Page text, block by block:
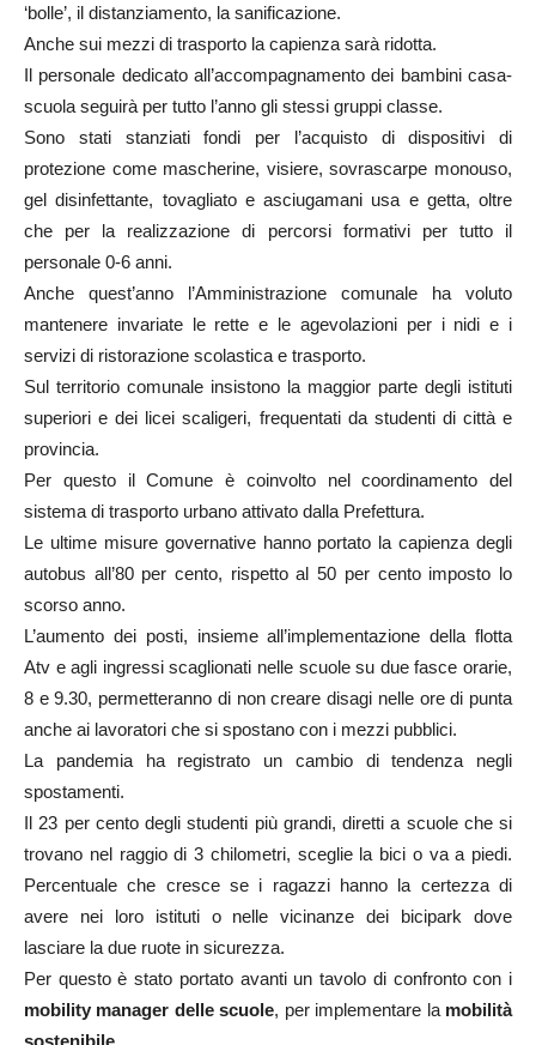
‘bolle’, il distanziamento, la sanificazione.
Anche sui mezzi di trasporto la capienza sarà ridotta.
Il personale dedicato all’accompagnamento dei bambini casa-
scuola seguirà per tutto l’anno gli stessi gruppi classe.
Sono stati stanziati fondi per l’acquisto di dispositivi di
protezione come mascherine, visiere, sovrascarpe monouso,
gel disinfettante, tovagliato e asciugamani usa e getta, oltre
che per la realizzazione di percorsi formativi per tutto il
personale 0-6 anni.
Anche quest’anno l’Amministrazione comunale ha voluto
mantenere invariate le rette e le agevolazioni per i nidi e i
servizi di ristorazione scolastica e trasporto.
Sul territorio comunale insistono la maggior parte degli istituti
superiori e dei licei scaligeri, frequentati da studenti di città e
provincia.
Per questo il Comune è coinvolto nel coordinamento del
sistema di trasporto urbano attivato dalla Prefettura.
Le ultime misure governative hanno portato la capienza degli
autobus all’80 per cento, rispetto al 50 per cento imposto lo
scorso anno.
L’aumento dei posti, insieme all’implementazione della flotta
Atv e agli ingressi scaglionati nelle scuole su due fasce orarie,
8 e 9.30, permetteranno di non creare disagi nelle ore di punta
anche ai lavoratori che si spostano con i mezzi pubblici.
La pandemia ha registrato un cambio di tendenza negli
spostamenti.
Il 23 per cento degli studenti più grandi, diretti a scuole che si
trovano nel raggio di 3 chilometri, sceglie la bici o va a piedi.
Percentuale che cresce se i ragazzi hanno la certezza di
avere nei loro istituti o nelle vicinanze dei bicipark dove
lasciare la due ruote in sicurezza.
Per questo è stato portato avanti un tavolo di confronto con i
mobility manager delle scuole, per implementare la mobilità